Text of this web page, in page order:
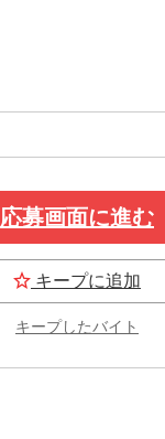
応募画面に進む
キープに追加
キープしたバイト